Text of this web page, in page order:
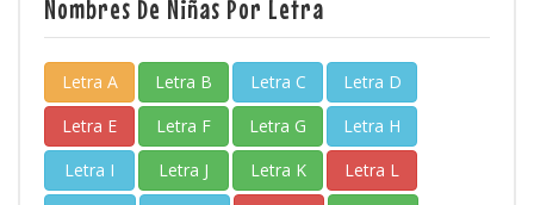
Nombres De Niñas Por Letra
Letra A Letra B Letra C
Letra D
Letra E
Letra F Letra G
Letra H
Letra I
Letra J Letra K
Letra L